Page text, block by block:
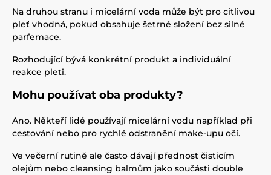
Na druhou stranu i micelární voda může být pro citlivou
pleť vhodná, pokud obsahuje šetrné složení bez silné
parfemace.
Rozhodující bývá konkrétní produkt a individuální
reakce pleti.
Mohu používat oba produkty?
Ano. Někteří lidé používají micelární vodu například při
cestování nebo pro rychlé odstranění make-upu očí.
Ve večerní rutině ale často dávají přednost čisticím
olejům nebo cleansing balmům jako součásti double